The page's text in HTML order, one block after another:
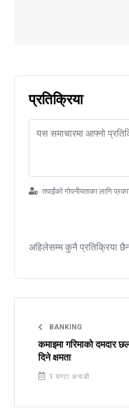
प्रतिक्रिया
तपाईंको गोपनीयताका लागि
अहिलेसम्म कुनै प्रतिक्रिया
BANKING
कमाइमा गरिमाको दमदार
दिने क्षमता
1 घण्टा अगाडी